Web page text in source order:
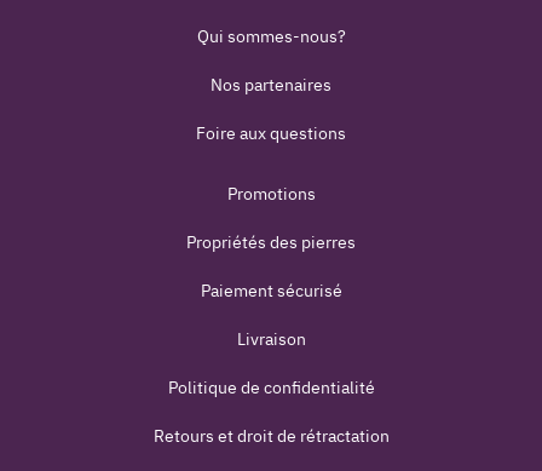
Qui sommes-nous?
Nos partenaires
Foire aux questions
Promotions
Propriétés des pierres
Paiement sécurisé
Livraison
Politique de confidentialité
Retours et droit de rétractation